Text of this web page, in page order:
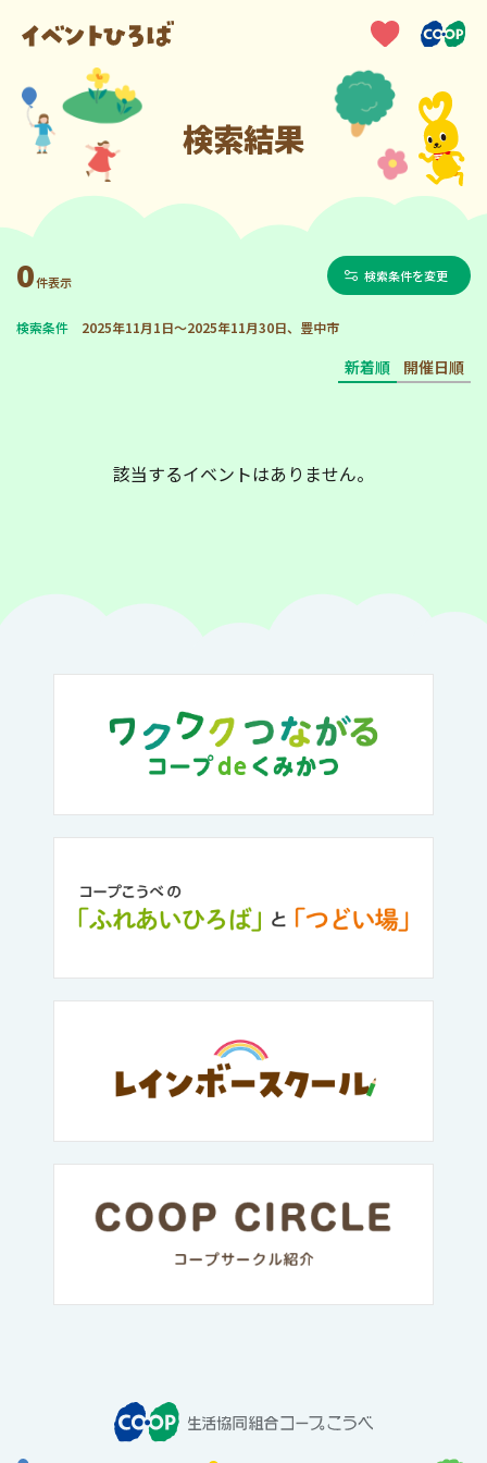
検索結果
0件表示 検索条件を変更
検索条件 2025年11月1日～2025年11月30日、豊中市
新着順 開催日順
該当するイベントはありません。